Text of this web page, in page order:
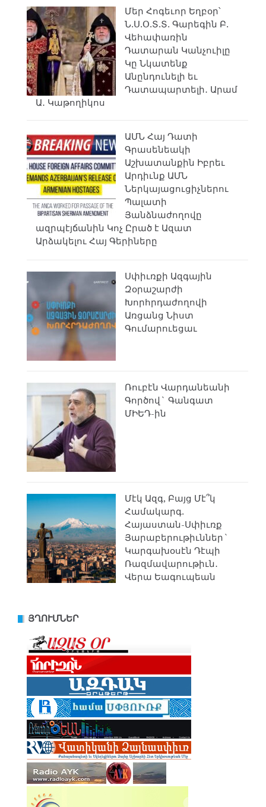
Մեր Հոգեւոր Եղբօր՝
Ն.Ս.Օ.Տ.Տ. Գարեգին Բ.
Վեհափառին
Դատարան Կանչուիլը
Կը Նկատենք
Անընդունելի եւ
Դատապարտելի․ Արամ
Ա․ Կաթողիկոս
ԱՄՆ Հայ Դատի
Գրասենեակի
Աշխատանքին Իբրեւ
Արդիւնք ԱՄՆ
Ներկայացուցիչներու
Պալատի
Յանձնաժողովը
ազրպէյճանին Կոչ Ըրած է Ազատ
Արձակելու Հայ Գերիները
Սփիւռքի Ազգային
Զօրաշարժի
Խորհրդաժողովի
Առցանց Նիստ
Գումարուեցաւ
Ռուբէն Վարդանեանի
Գործով` Գանգատ
ՄԻԵԴ-ին
Մէկ Ազգ, Բայց Մէ՞կ
Համակարգ.
Հայաստան-Սփիւռք
Յարաբերութիւններ`
Կարգախօսէն Դէպի
Ռազմավարութիւն․
Վերա Եագուպեան
ՅՂՈՒՄՆԵՐ